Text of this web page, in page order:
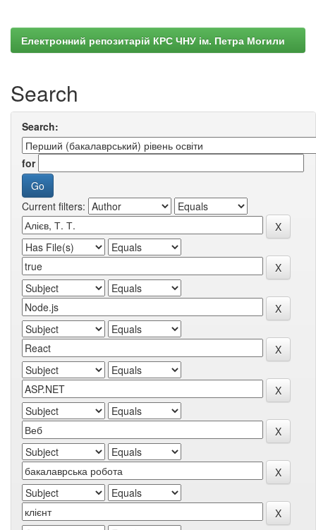
Електронний репозитарій КРС ЧНУ ім. Петра Могили
Search
Search:
for
Current filters: